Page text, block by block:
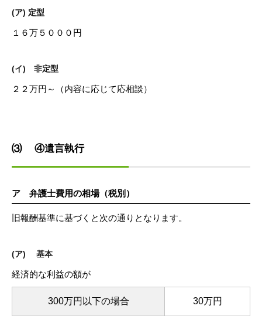
(ア) 定型
１６万５０００円
(イ) 非定型
２２万円～（内容に応じて応相談）
⑶ ④遺言執行
ア 弁護士費用の相場（税別）
旧報酬基準に基づくと次の通りとなります。
(ア) 基本
経済的な利益の額が
300万円以下の場合 30万円